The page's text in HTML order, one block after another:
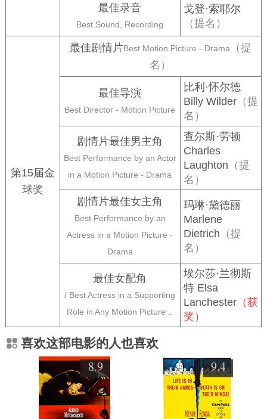
最佳录音
Best Sound, Recording
戈登·索耶尔
（提名）
第15届金
球奖
最佳剧情片Best Motion Picture - Drama
（提
名）
最佳导演
Best Director - Motion Picture
比利·怀尔德
Billy Wilder（提
名）
剧情片最佳男主角
Best Performance by an Actor
in a Motion Picture - Drama
查尔斯·劳顿
Charles
Laughton （提
名）
剧情片最佳女主角
Best Performance by an
Actress in a Motion Picture -
Drama
玛琳·黛德丽
Marlene
Dietrich （提
名）
最佳女配角
/ Best Actress in a Supporting
Role in Any Motion Picture ..
埃尔莎·兰彻斯
特 Elsa
Lanchester（获
奖）
喜欢这部电影的人也喜欢
8.9 9.4